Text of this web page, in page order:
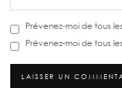
Prévenez-moi de tous
Prévenez-moi de tous